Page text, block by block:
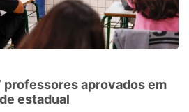
professores aprovados em
estadual